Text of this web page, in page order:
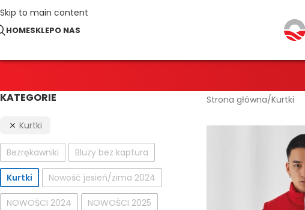
Skip to main content
HOMESKLEPO NAS
KATEGORIE
Kurtki
Bezrękawniki Bluzy bez kaptura
Kurtki Nowość jesień/zima 2024
NOWOŚCI 2024 NOWOŚCI 2025
Strona główna Kurtki